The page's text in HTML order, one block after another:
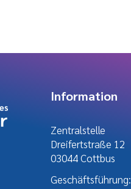
Information
Zentralstelle
Dreifertstraße 12
03044 Cottbus
Geschäftsführung: